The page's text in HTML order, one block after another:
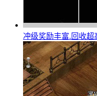
冲级奖励丰富.回收超